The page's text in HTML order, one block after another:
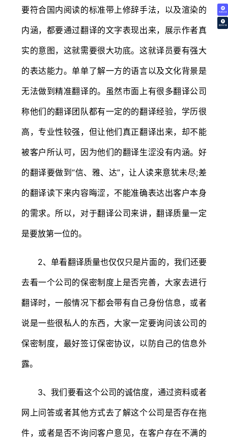
免费试译
翻译价格
要符合国内阅读的标准带上修辞手法，以及渲染的
内涵，都要通过翻译的文字表现出来，展示作者真
实的意图，这就需要很大功底。这就译员要有强大
的表达能力。单单了解一方的语言以及文化背景是
无法做到精准翻译的。虽然市面上有很多翻译公司
称他们的翻译团队都有一定的的翻译经验，学历很
高，专业性较强，但让他们真正翻译出来，却不能
被客户所认可，因为他们的翻译生涩没有内涵。好
的翻译要做到“信、雅、达”，让人读来意犹未尽;差
的翻译读下来内容晦涩，不能准确表达出客户本身
的需求。所以，对于翻译公司来讲，翻译质量一定
是要放第一位的。
2、单看翻译质量也仅仅只是片面的，我们还要
去看一个公司的保密制度上是否完善，大家去进行
翻译时，一般情况下都会带有自己身份信息，或者
说是一些很私人的东西，大家一定要询问该公司的
保密制度，最好签订保密协议，以防自己的信息外
露。
3、我们要看这个公司的诚信度，通过资料或者
网上问答或者其他方式去了解这个公司是否存在拖
件，或者是否不询问客户意见，在客户存在不满的